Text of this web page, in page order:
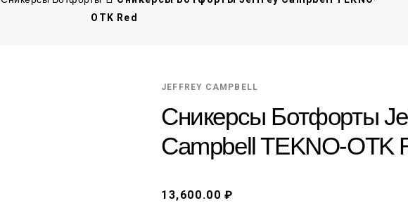
OTK Red
JEFFREY CAMPBELL
Сникерсы Ботфорты
Campbell TEKNO-OTK
13,600.00 ₽